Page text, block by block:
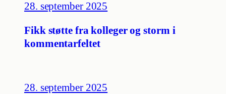
28. september 2025
Fikk støtte fra kolleger og storm i
kommentarfeltet
28. september 2025